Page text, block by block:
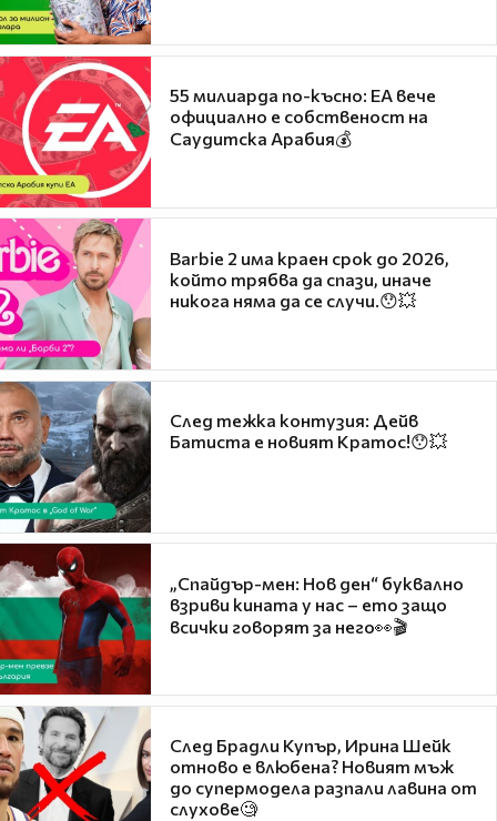
55 милиарда по-късно: EA вече
официално е собственост на
Саудитска Арабия💰
Barbie 2 има краен срок до 2026,
който трябва да спази, иначе
никога няма да се случи.😯💥
След тежка контузия: Дейв
Батиста е новият Кратос!😯💥
„Спайдър-мен: Нов ден“ буквално
взриви кината у нас – ето защо
всички говорят за него👀🎬
След Брадли Купър, Ирина Шейк
отново е влюбена? Новият мъж
до супермодела разпали лавина от
слухове🧐